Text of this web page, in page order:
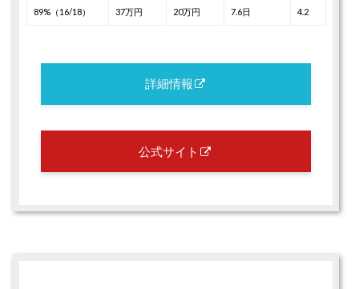
89%（16/18） 37万円 20万円 7.6日 4.2
詳細情報
公式サイト